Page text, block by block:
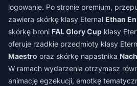
logowanie. Po stronie premium,
zawiera skórkę klasy Eternal Ethan
skórkę broni FAL Glory Cup klasy
oferuje rzadkie przedmioty klasy
Maestro oraz skórkę napastnika
W ramach wydarzenia otrzymasz
animację egzekucji, emotkę